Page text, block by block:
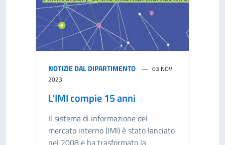
NOTIZIE DAL DIPARTIMENTO
03 NOV
2023
L'IMI compie 15 anni
Il sistema di informazione del
mercato interno (IMI) è stato lanciato
nel 2008 e ha trasformato la